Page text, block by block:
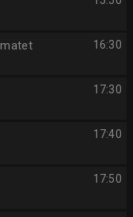
16:30
17:30
17:40
17:50